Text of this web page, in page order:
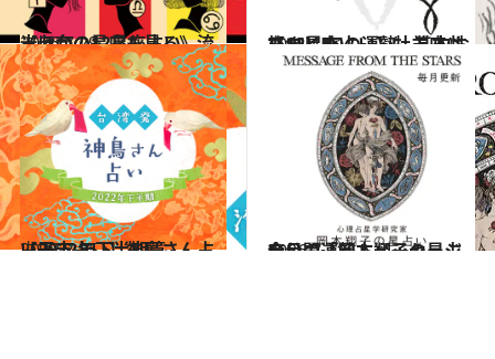
2026.7.29
《ほかの星座も見る》流光七奈の12星座占い
占い 2021.12.1
【12星座占い】牡羊座(おひつじ座)の運勢、基本性格まとめ
占い
2022.7.25
【干支占い】神鳥さん占い2022年下半期篇
占い 2026.7.31
今月の運勢＆メッセージを公開「岡本翔子の星占い」
占い